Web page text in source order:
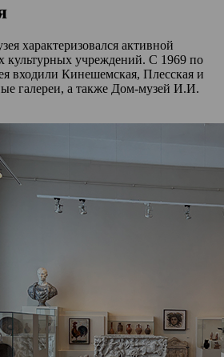
характеризовался активной
культурных учреждений. С 1969 по
входили Кинешемская, Плесская и
галереи, а также Дом-музей И.И.